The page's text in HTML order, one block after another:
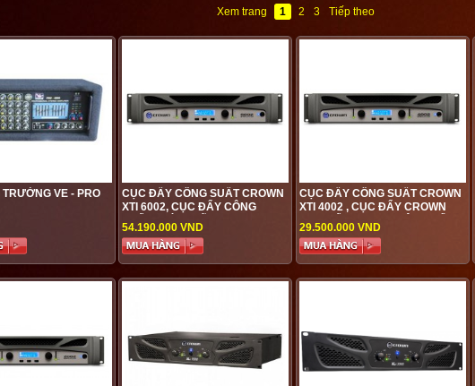
Xem trang 1 2 3 Tiếp theo
VE - PRO
CỤC ĐẨY CÔNG SUẤT CROWN
XTI 6002, CỤC ĐẨY CÔNG
SUẤT CHÍNH HÃNG ĐƯỢC
PHÂN PHỐI TẠI VIỆT HƯNG
AUDIO
54.190.000 VND
CỤC ĐẨY CÔNG SUẤT CROWN
XTI 4002 , CỤC ĐẨY CROWN
CAO CẤP ĐƯỢC PHÂN PHỐI
GIÁ TỐT NHẤT TẠI VIỆT HƯNG
AUDIO
29.500.000 VND